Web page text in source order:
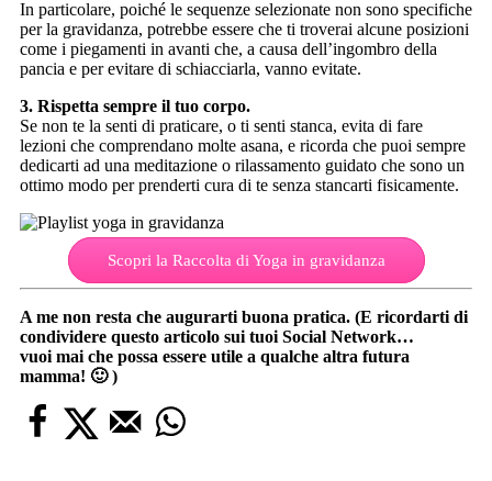
In particolare, poiché le sequenze selezionate non sono specifiche
per la gravidanza, potrebbe essere che ti troverai alcune posizioni
come i piegamenti in avanti che, a causa dell’ingombro della
pancia e per evitare di schiacciarla, vanno evitate.
3. Rispetta sempre il tuo corpo.
Se non te la senti di praticare, o ti senti stanca, evita di fare
lezioni che comprendano molte asana, e ricorda che puoi sempre
dedicarti ad una meditazione o rilassamento guidato che sono un
ottimo modo per prenderti cura di te senza stancarti fisicamente.
Scopri la Raccolta di Yoga in gravidanza
A me non resta che augurarti buona pratica. (E ricordarti di
condividere questo articolo sui tuoi Social Network…
vuoi mai che possa essere utile a qualche altra futura
mamma! 🙂 )